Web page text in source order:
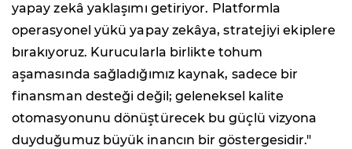
yapay zekâ yaklaşımı getiriyor. Platformla
operasyonel yükü yapay zekâya, stratejiyi ekiplere
bırakıyoruz. Kurucularla birlikte tohum
aşamasında sağladığımız kaynak, sadece bir
finansman desteği değil; geleneksel kalite
otomasyonunu dönüştürecek bu güçlü vizyona
duyduğumuz büyük inancın bir göstergesidir."